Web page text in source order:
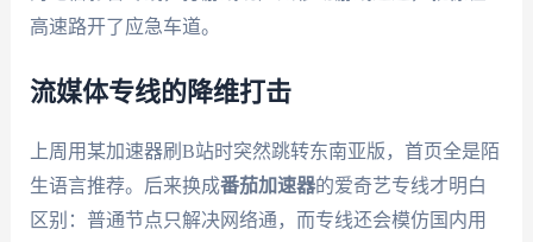
高速路开了应急车道。
流媒体专线的降维打击
上周用某加速器刷B站时突然跳转东南亚版，首页全是陌
生语言推荐。后来换成番茄加速器的爱奇艺专线才明白
区别：普通节点只解决网络通，而专线还会模仿国内用